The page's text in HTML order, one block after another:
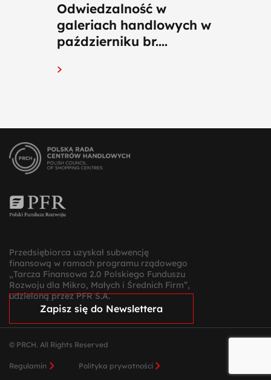
Odwiedzalność w
galeriach handlowych w
październiku br....
Przedsiębiorca uzyskał subwencję
finansową w ramach programu rządowego
„Tarcza Finansowa 2.0 Polskiego Funduszu
Rozwoju dla Mikro, Małych i Średnich Firm”,
udzieloną przez PFR S.A.
Zapisz się do Newslettera
© PRCH. All Rights Reserved
Regulamin Polityka prywatności